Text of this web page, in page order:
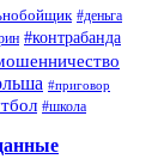
#деньга
#контрабанда
#приговор
#школа